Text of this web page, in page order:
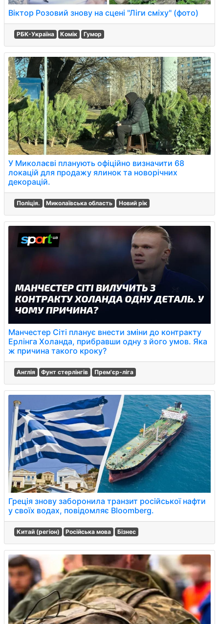
Віктор Розовий знову на сцені "Ліги сміху" (фото)
РБК-Україна Комік Гумор
У Миколаєві планують офіційно визначити 68
локацій для продажу ялинок та новорічних
декорацій.
Поліція. Миколаївська область Новий рік
Манчестер Сіті планує внести зміни до контракту
Ерлінга Холанда, прибравши одну з його умов. Яка
ж причина такого кроку?
Англія Фунт стерлінгів Прем'єр-ліга
Греція знову заборонила транзит російської нафти
у своїх водах, повідомляє Bloomberg.
Китай (регіон) Російська мова Бізнес